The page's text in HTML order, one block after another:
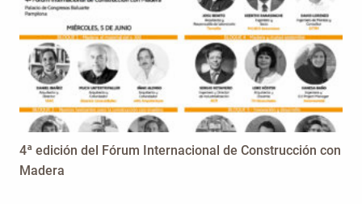
4ª edición del Fórum Internacional de Construcción con
Madera